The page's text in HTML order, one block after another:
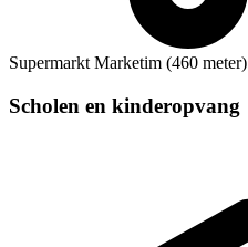
Supermarkt Marketim (460 meter)
Scholen en kinderopvang